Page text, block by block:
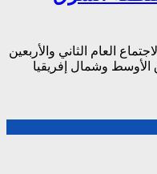
العام الثاني والأربعين
وشمال إفريقيا